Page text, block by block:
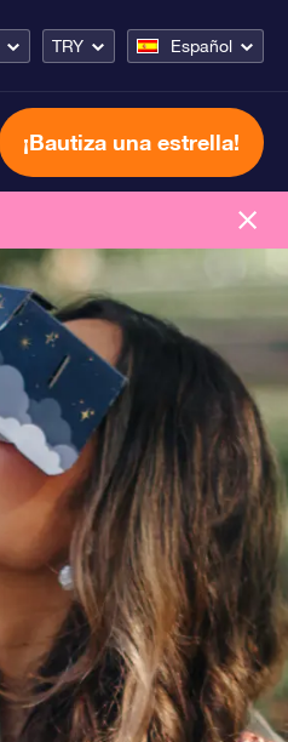
TRY Español
¡Bautiza una estrella!